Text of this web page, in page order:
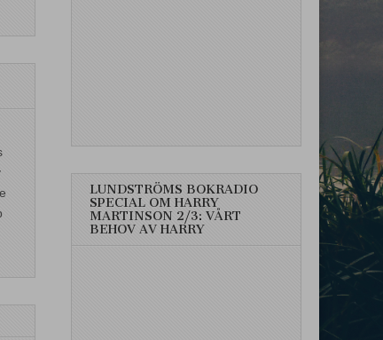
LUNDSTRÖMS BOKRADIO
SPECIAL OM HARRY
MARTINSON 2/3: VÅRT
BEHOV AV HARRY